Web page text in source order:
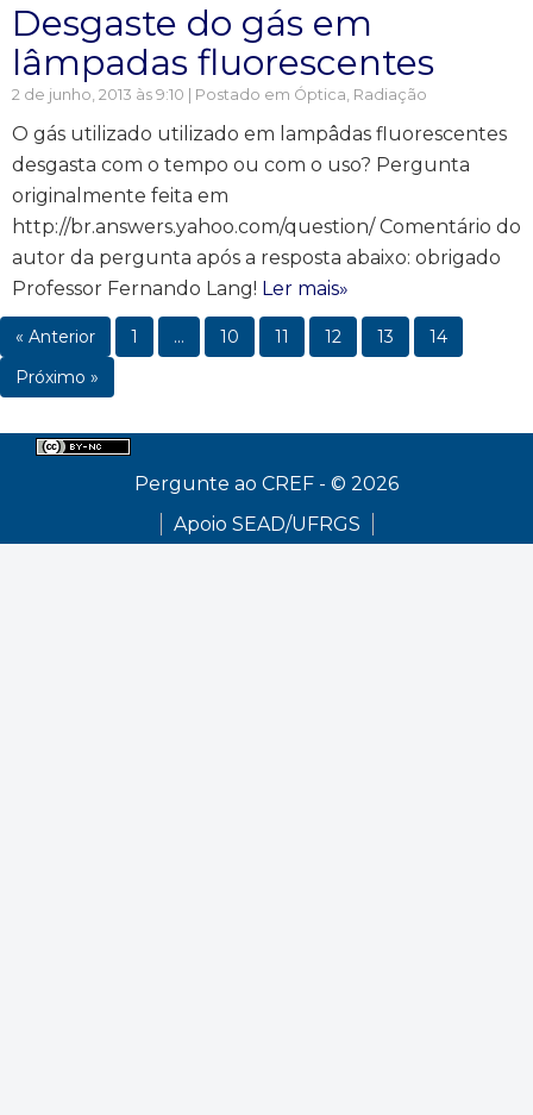
Desgaste do gás em
lâmpadas fluorescentes
2 de junho, 2013 às 9:10 | Postado em Óptica, Radiação
O gás utilizado utilizado em lampâdas fluorescentes
desgasta com o tempo ou com o uso? Pergunta
originalmente feita em
http://br.answers.yahoo.com/question/ Comentário do
autor da pergunta após a resposta abaixo: obrigado
Professor Fernando Lang! Ler mais»
« Anterior 1 … 10 11 12 13
14
Próximo »
Pergunte ao CREF - © 2026
Apoio SEAD/UFRGS